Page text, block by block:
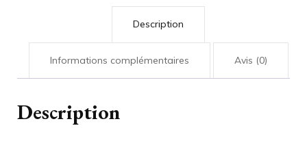
Description
Informations complémentaires Avis (0)
Description